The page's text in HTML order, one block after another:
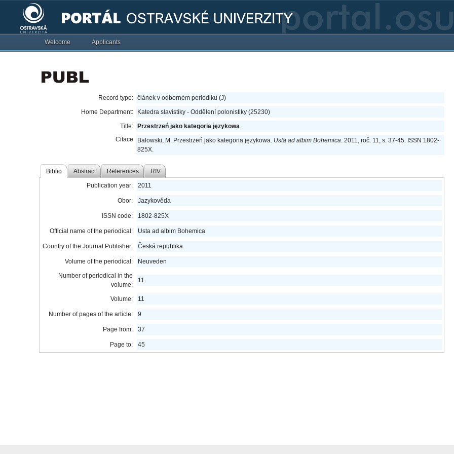
Welcome Applicants
Record type: článek v odborném periodiku (J)
Home Department:
Katedra slavistiky - Oddělení polonistiky (25230)
Title:
Przestrzeń jako kategoria językowa
Citace
Balowski, M. Przestrzeń jako kategoria językowa. Usta ad albim Bohemica. 2011, roč. 11, s. 37-45. ISSN 1802-
825X.
Biblio Abstract References RIV
Publication year: 2011
Obor: Jazykověda
ISSN code: 1802-825X
Official name of the periodical: Usta ad albim Bohemica
Country of the Journal Publisher: Česká republika
Volume of the periodical:
Neuveden
Number of periodical in the
volume:
11
Volume: 11
Number of pages of the article: 9
Page from: 37
Page to: 45